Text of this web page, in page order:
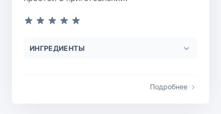
ИНГРЕДИЕНТЫ
Подробнее